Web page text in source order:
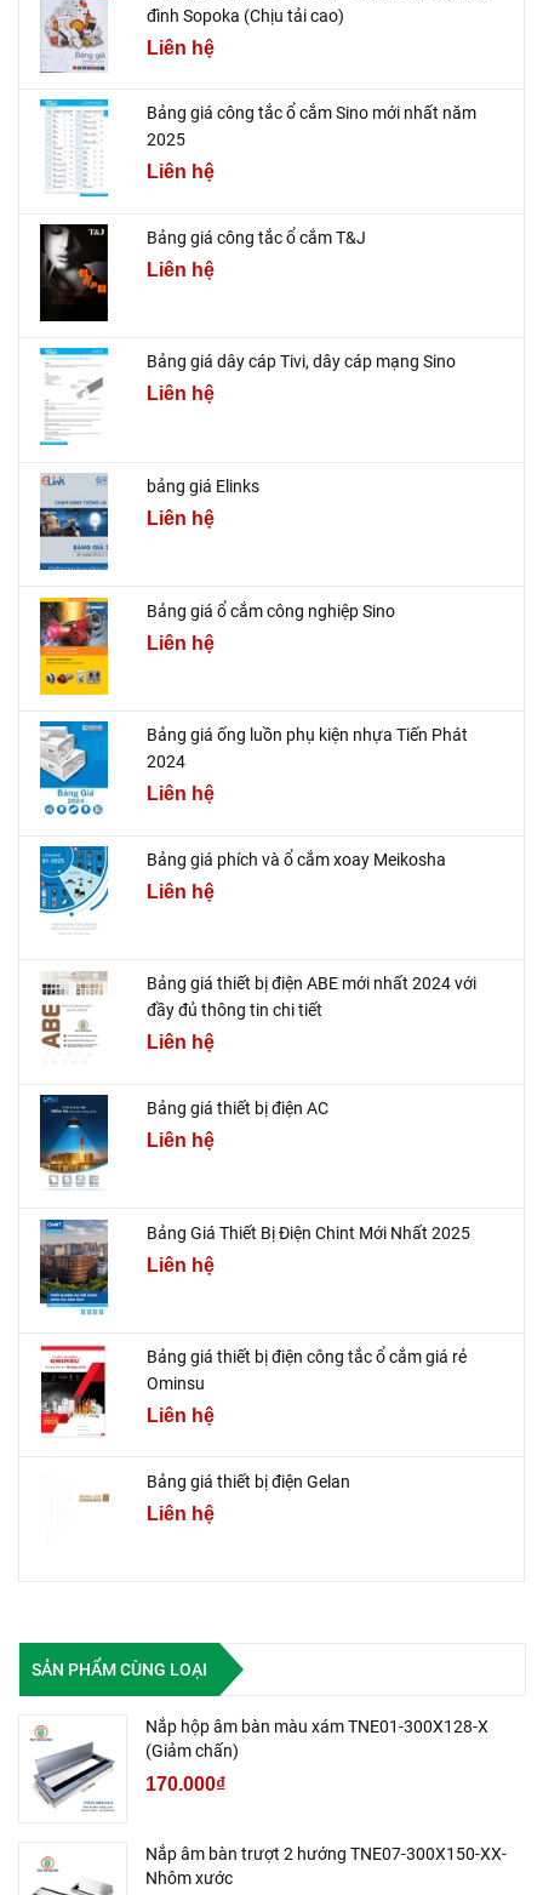
đình Sopoka (Chịu tải cao)
Liên hệ
Bảng giá công tắc ổ cắm Sino mới nhất năm
2025
Liên hệ
Bảng giá công tắc ổ cắm T&J
Liên hệ
Bảng giá dây cáp Tivi, dây cáp mạng Sino
Liên hệ
bảng giá Elinks
Liên hệ
Bảng giá ổ cắm công nghiệp Sino
Liên hệ
Bảng giá ống luồn phụ kiện nhựa Tiến Phát
2024
Liên hệ
Bảng giá phích và ổ cắm xoay Meikosha
Liên hệ
Bảng giá thiết bị điện ABE mới nhất 2024 với
đầy đủ thông tin chi tiết
Liên hệ
Bảng giá thiết bị điện AC
Liên hệ
Bảng Giá Thiết Bị Điện Chint Mới Nhất 2025
Liên hệ
Bảng giá thiết bị điện công tắc ổ cắm giá rẻ
Ominsu
Liên hệ
Bảng giá thiết bị điện Gelan
Liên hệ
SẢN PHẨM CÙNG LOẠI
Nắp hộp âm bàn màu xám TNE01-300X128-X
(Giảm chấn)
170.000₫
Nắp âm bàn trượt 2 hướng TNE07-300X150-XX-
Nhôm xước